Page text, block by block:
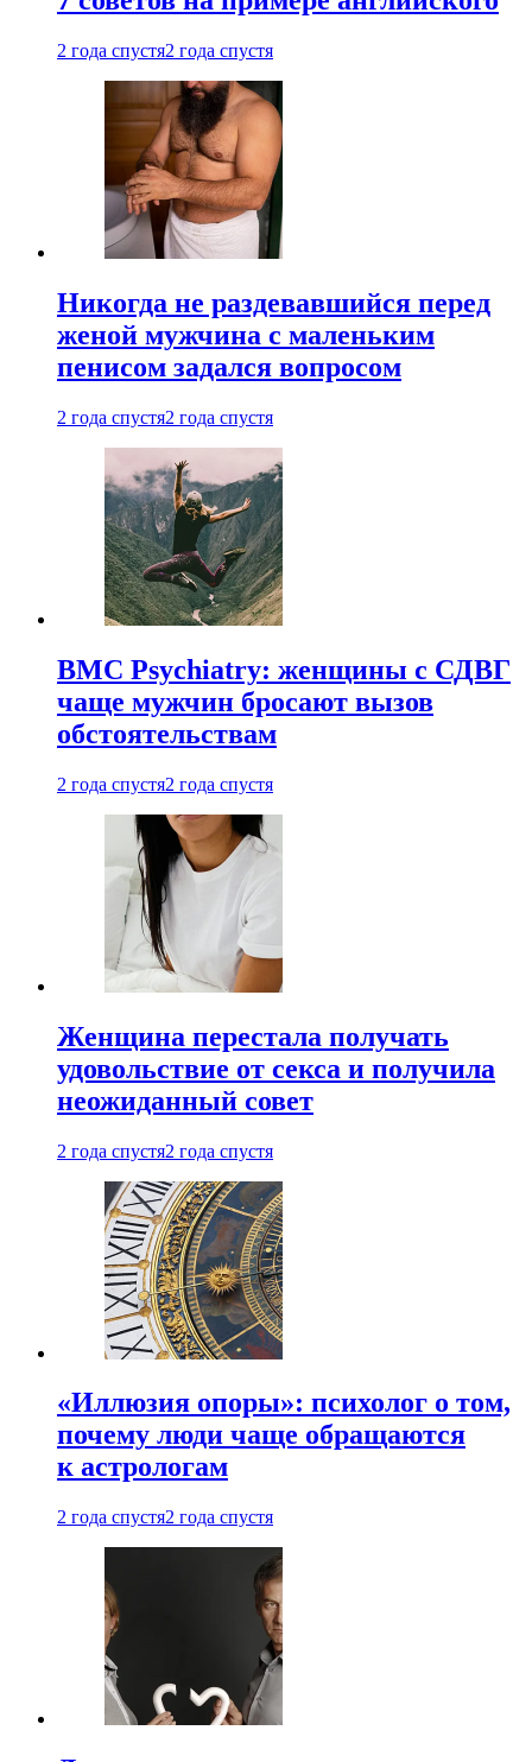
2 года спустя2 года спустя
Никогда не раздевавшийся перед
женой мужчина с маленьким
пенисом задался вопросом
2 года спустя2 года спустя
BMC Psychiatry: женщины с СДВГ
чаще мужчин бросают вызов
обстоятельствам
2 года спустя2 года спустя
Женщина перестала получать
удовольствие от секса и получила
неожиданный совет
2 года спустя2 года спустя
«Иллюзия опоры»: психолог о том,
почему люди чаще обращаются
к астрологам
2 года спустя2 года спустя